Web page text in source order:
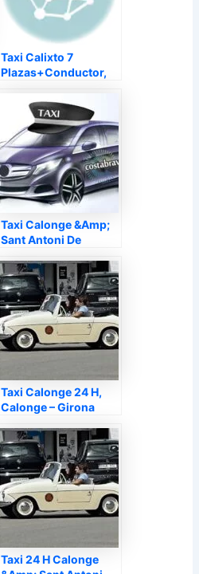
Taxi Calixto 7
Plazas+Conductor,
Taxi Calonge &Amp;
Sant Antoni De
Taxi Calonge 24 H,
Calonge – Girona
Taxi 24 H Calonge